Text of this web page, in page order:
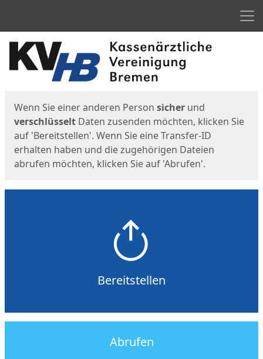
Start
Wenn Sie einer anderen Person sicher und
verschlüsselt Daten zusenden möchten, klicken Sie
auf 'Bereitstellen'. Wenn Sie eine Transfer-ID
erhalten haben und die zugehörigen Dateien
abrufen möchten, klicken Sie auf 'Abrufen'.
Bereitstellen
Abrufen